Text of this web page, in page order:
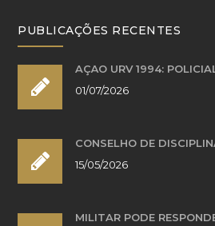
PUBLICAÇÕES RECENTES
AÇÃO URV 1994:
01/07/2026
CONSELHO DE
15/05/2026
MILITAR PODE